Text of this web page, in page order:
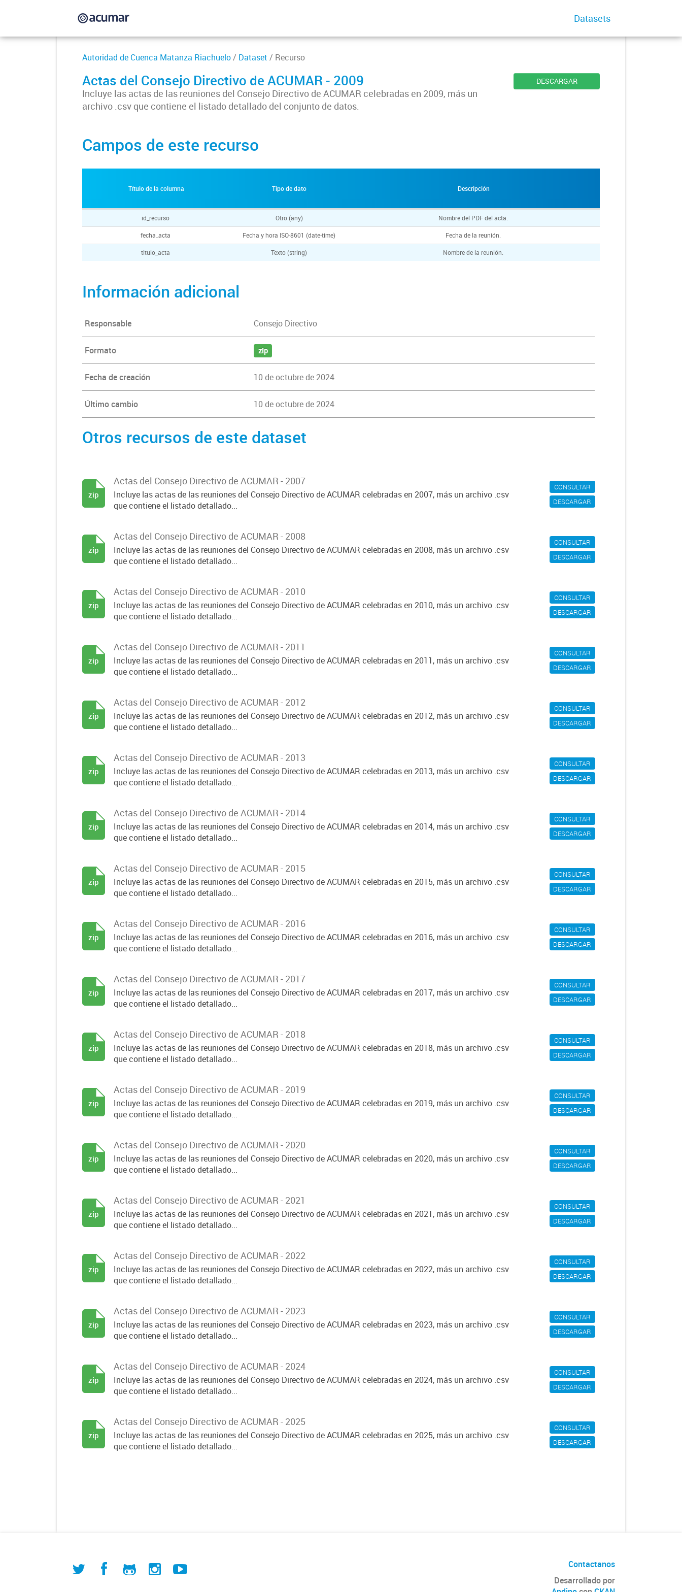
Datasets
Autoridad de Cuenca Matanza Riachuelo/ Dataset / Recurso
Actas del Consejo Directivo de ACUMAR - 2009
Incluye las actas de las reuniones del Consejo Directivo de ACUMAR celebradas en 2009, más un
archivo .csv que contiene el listado detallado del conjunto de datos.
DESCARGAR
Campos de este recurso
Título de la columna Tipo de dato Descripción
id_recurso Otro (any) Nombre del PDF del acta.
fecha_acta Fecha y hora ISO-8601 (date-time) Fecha de la reunión.
titulo_acta Texto (string) Nombre de la reunión.
Información adicional
Responsable Consejo Directivo
Formato zip
Fecha de creación 10 de octubre de 2024
Último cambio 10 de octubre de 2024
Otros recursos de este dataset
CONSULTAR
DESCARGAR
Actas del Consejo Directivo de ACUMAR - 2007
Incluye las actas de las reuniones del Consejo Directivo de ACUMAR celebradas en 2007, más un archivo .csv
que contiene el listado detallado...
zip
CONSULTAR
DESCARGAR
Actas del Consejo Directivo de ACUMAR - 2008
Incluye las actas de las reuniones del Consejo Directivo de ACUMAR celebradas en 2008, más un archivo .csv
que contiene el listado detallado...
zip
CONSULTAR
DESCARGAR
Actas del Consejo Directivo de ACUMAR - 2010
Incluye las actas de las reuniones del Consejo Directivo de ACUMAR celebradas en 2010, más un archivo .csv
que contiene el listado detallado...
zip
CONSULTAR
DESCARGAR
Actas del Consejo Directivo de ACUMAR - 2011
Incluye las actas de las reuniones del Consejo Directivo de ACUMAR celebradas en 2011, más un archivo .csv
que contiene el listado detallado...
zip
CONSULTAR
DESCARGAR
Actas del Consejo Directivo de ACUMAR - 2012
Incluye las actas de las reuniones del Consejo Directivo de ACUMAR celebradas en 2012, más un archivo .csv
que contiene el listado detallado...
zip
CONSULTAR
DESCARGAR
Actas del Consejo Directivo de ACUMAR - 2013
Incluye las actas de las reuniones del Consejo Directivo de ACUMAR celebradas en 2013, más un archivo .csv
que contiene el listado detallado...
zip
CONSULTAR
DESCARGAR
Actas del Consejo Directivo de ACUMAR - 2014
Incluye las actas de las reuniones del Consejo Directivo de ACUMAR celebradas en 2014, más un archivo .csv
que contiene el listado detallado...
zip
CONSULTAR
DESCARGAR
Actas del Consejo Directivo de ACUMAR - 2015
Incluye las actas de las reuniones del Consejo Directivo de ACUMAR celebradas en 2015, más un archivo .csv
que contiene el listado detallado...
zip
CONSULTAR
DESCARGAR
Actas del Consejo Directivo de ACUMAR - 2016
Incluye las actas de las reuniones del Consejo Directivo de ACUMAR celebradas en 2016, más un archivo .csv
que contiene el listado detallado...
zip
CONSULTAR
DESCARGAR
Actas del Consejo Directivo de ACUMAR - 2017
Incluye las actas de las reuniones del Consejo Directivo de ACUMAR celebradas en 2017, más un archivo .csv
que contiene el listado detallado...
zip
CONSULTAR
DESCARGAR
Actas del Consejo Directivo de ACUMAR - 2018
Incluye las actas de las reuniones del Consejo Directivo de ACUMAR celebradas en 2018, más un archivo .csv
que contiene el listado detallado...
zip
CONSULTAR
DESCARGAR
Actas del Consejo Directivo de ACUMAR - 2019
Incluye las actas de las reuniones del Consejo Directivo de ACUMAR celebradas en 2019, más un archivo .csv
que contiene el listado detallado...
zip
CONSULTAR
DESCARGAR
Actas del Consejo Directivo de ACUMAR - 2020
Incluye las actas de las reuniones del Consejo Directivo de ACUMAR celebradas en 2020, más un archivo .csv
que contiene el listado detallado...
zip
CONSULTAR
DESCARGAR
Actas del Consejo Directivo de ACUMAR - 2021
Incluye las actas de las reuniones del Consejo Directivo de ACUMAR celebradas en 2021, más un archivo .csv
que contiene el listado detallado...
zip
CONSULTAR
DESCARGAR
Actas del Consejo Directivo de ACUMAR - 2022
Incluye las actas de las reuniones del Consejo Directivo de ACUMAR celebradas en 2022, más un archivo .csv
que contiene el listado detallado...
zip
CONSULTAR
DESCARGAR
Actas del Consejo Directivo de ACUMAR - 2023
Incluye las actas de las reuniones del Consejo Directivo de ACUMAR celebradas en 2023, más un archivo .csv
que contiene el listado detallado...
zip
CONSULTAR
DESCARGAR
Actas del Consejo Directivo de ACUMAR - 2024
Incluye las actas de las reuniones del Consejo Directivo de ACUMAR celebradas en 2024, más un archivo .csv
que contiene el listado detallado...
zip
CONSULTAR
DESCARGAR
Actas del Consejo Directivo de ACUMAR - 2025
Incluye las actas de las reuniones del Consejo Directivo de ACUMAR celebradas en 2025, más un archivo .csv
que contiene el listado detallado...
zip
Contactanos
Desarrollado por